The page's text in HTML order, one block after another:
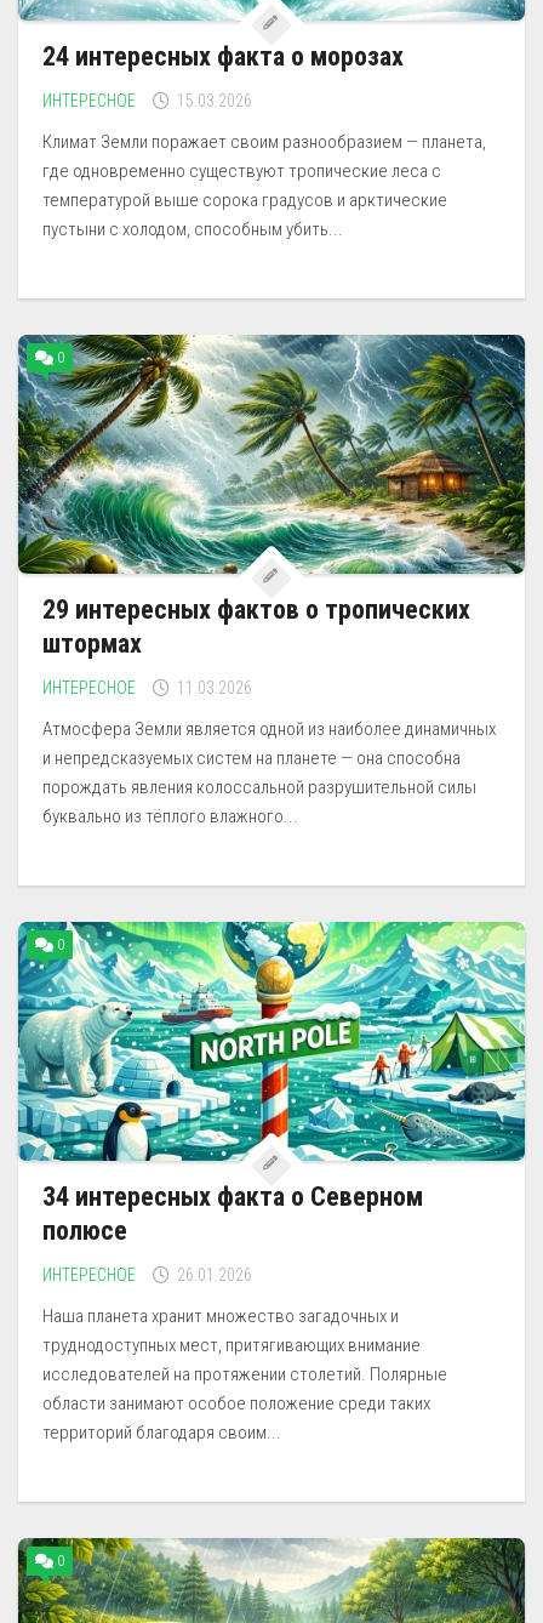
24 интересных факта о морозах
ИНТЕРЕСНОЕ 15.03.2026
Климат Земли поражает своим разнообразием — планета,
где одновременно существуют тропические леса с
температурой выше сорока градусов и арктические
пустыни с холодом, способным убить...
0
29 интересных фактов о тропических
штормах
ИНТЕРЕСНОЕ 11.03.2026
Атмосфера Земли является одной из наиболее динамичных
и непредсказуемых систем на планете — она способна
порождать явления колоссальной разрушительной силы
буквально из тёплого влажного...
0
34 интересных факта о Северном
полюсе
ИНТЕРЕСНОЕ 26.01.2026
Наша планета хранит множество загадочных и
труднодоступных мест, притягивающих внимание
исследователей на протяжении столетий. Полярные
области занимают особое положение среди таких
территорий благодаря своим...
0